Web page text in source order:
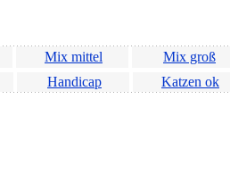
Mix mittel Mix groß
Handicap Katzen ok